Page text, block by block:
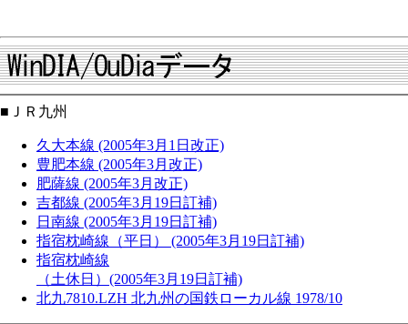
■ＪＲ九州
久大本線 (2005年3月1日改正)
豊肥本線 (2005年3月改正)
肥薩線 (2005年3月改正)
吉都線 (2005年3月19日訂補)
日南線 (2005年3月19日訂補)
指宿枕崎線（平日） (2005年3月19日訂補)
指宿枕崎線
（土休日）(2005年3月19日訂補)
北九7810.LZH 北九州の国鉄ローカル線 1978/10